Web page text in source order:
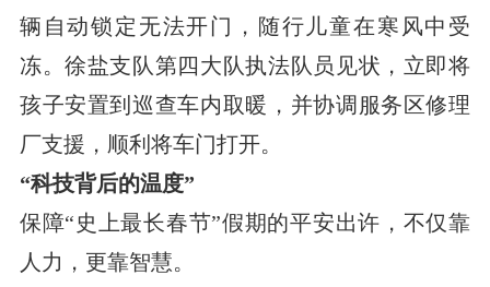
辆自动锁定无法开门，随行儿童在寒风中受
冻。徐盐支队第四大队执法队员见状，立即将
孩子安置到巡查车内取暖，并协调服务区修理
厂支援，顺利将车门打开。
“科技背后的温度”
保障“史上最长春节”假期的平安出许，不仅靠
人力，更靠智慧。